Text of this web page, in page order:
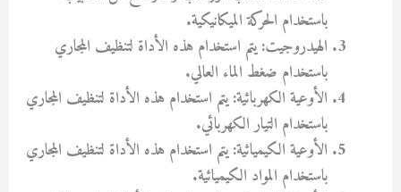
باستخدام الحركة الميكانيكية.
الهيدروجيت: يتم استخدام هذه الأداة لتنظيف المجاري
باستخدام ضغط الماء العالي.
الأوعية الكهربائية: يتم استخدام هذه الأداة لتنظيف المجاري
باستخدام التيار الكهربائي.
الأوعية الكيميائية: يتم استخدام هذه الأداة لتنظيف المجاري
باستخدام المواد الكيميائية.